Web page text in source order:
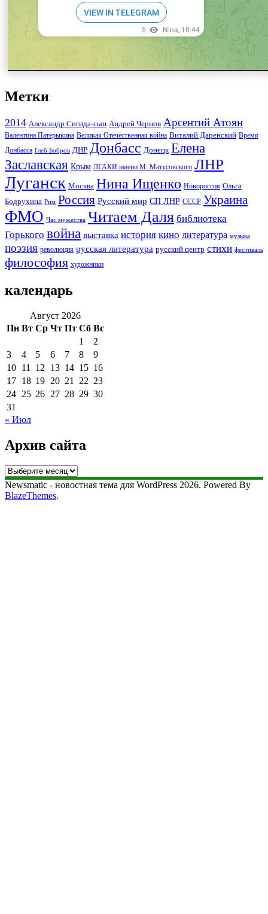
Метки
2014 Александр Сигида-сын Андрей Чернов Арсентий Атоян
Валентина Патерыкина Великая Отечественная война Виталий Даренский Время
Донбасса Глеб Бобров ДНР Донбасс Донецк Елена
Заславская Крым ЛГАКИ имени М. Матусовского ЛНР
Луганск Москва Нина Ищенко Новороссия Ольга
Бодрухина Рим Россия Русский мир СП ЛНР СССР Украина
ФМО Час мужества Читаем Даля библиотека
Горького война выставка история кино литература музыка
поэзия революция русская литература русский центр стихи фестиваль
философия художники
календарь
Август 2026
Пн Вт Ср Чт Пт Сб Вс
1
2
3
4 5 6 7 8
9
10 11 12 13 14 15 16
17 18 19 20 21 22 23
24 25 26 27 28 29 30
31
« Июл
Архив сайта
Архив
сайта
Newsmatic - новостная тема для WordPress 2026. Powered By
BlazeThemes.